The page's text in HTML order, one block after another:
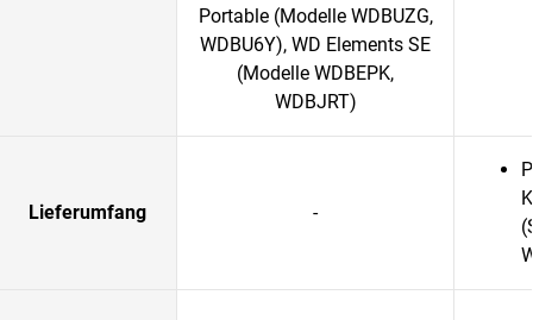
Portable (Modelle WDBUZG,
WDBU6Y), WD Elements SE
(Modelle WDBEPK,
WDBJRT)
Lieferumfang -